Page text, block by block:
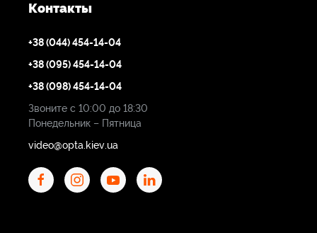
Контакты
+38 (044) 454-14-04
+38 (095) 454-14-04
+38 (098) 454-14-04
Звоните с 10:00 до 18:30
Понедельник – Пятница
video@opta.kiev.ua